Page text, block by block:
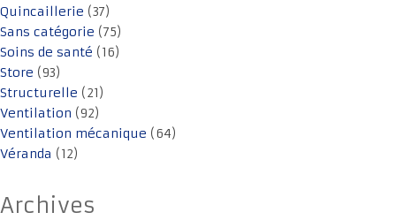
Quincaillerie (37)
Sans catégorie (75)
Soins de santé (16)
Store (93)
Structurelle (21)
Ventilation (92)
Ventilation mécanique (64)
Véranda (12)
Archives